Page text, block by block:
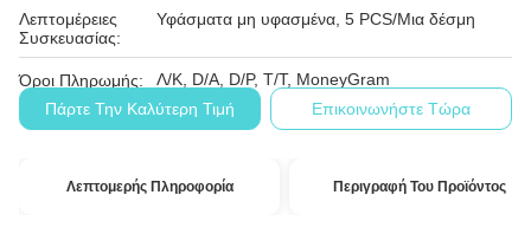
Λεπτομέρειες
Συσκευασίας:
Υφάσματα μη υφασμένα, 5 PCS/Μια δέσμη
Όροι Πληρωμής:
Λ/Κ, D/A, D/P, T/T, MoneyGram
Πάρτε Την Καλύτερη Τιμή
Επικοινωνήστε Τώρα
Λεπτομερής Πληροφορία Περιγραφή Του Προϊόντος